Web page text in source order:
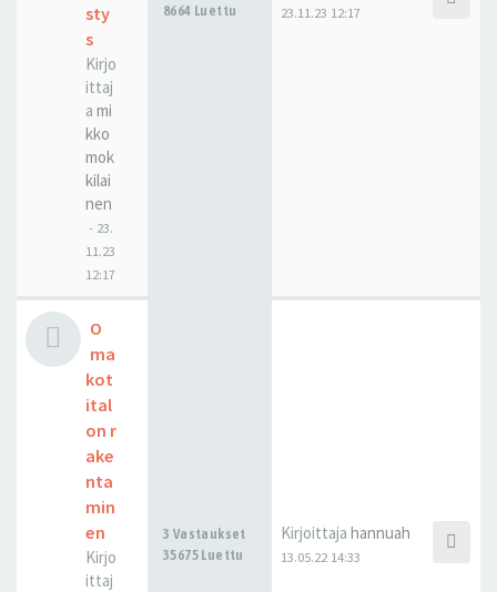
sty
s
Kirjo
ittaj
a mi
kko
mok
kilai
nen
- 23.
11.23
12:17
8664 Luettu
23.11.23 12:17
O
ma
kot
ital
on r
ake
nta
min
en
Kirjo
ittaj
3 Vastaukset
35675 Luettu
Kirjoittaja hannuah
13.05.22 14:33